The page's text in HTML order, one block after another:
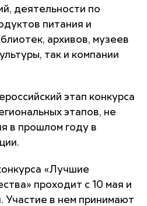
деятельности по
питания и
архивов, музеев
так и компании
этап конкурса
этапов, не
в прошлом году в
«Лучшие
проходит с 10 мая и
Участие в нем принимают